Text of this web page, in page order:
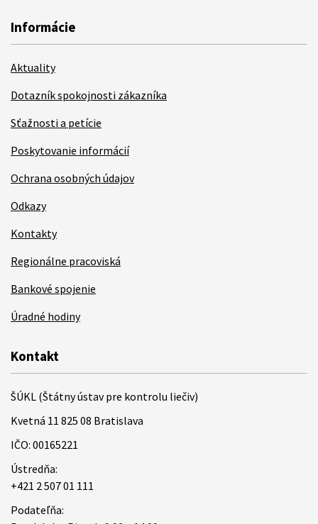
Informácie
Aktuality
Dotazník spokojnosti zákazníka
Sťažnosti a petície
Poskytovanie informácií
Ochrana osobných údajov
Odkazy
Kontakty
Regionálne pracoviská
Bankové spojenie
Úradné hodiny
Kontakt
ŠÚKL (Štátny ústav pre kontrolu liečiv)
Kvetná 11 825 08 Bratislava
IČO: 00165221
Ústredňa:
+421 2 507 01 111
Podateľňa: